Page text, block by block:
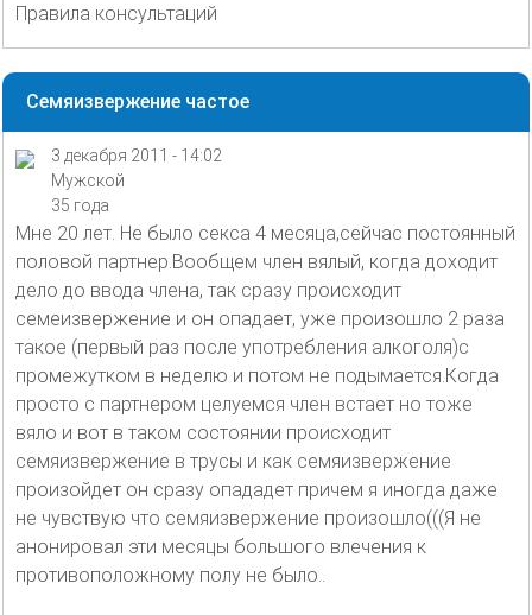
Правила консультаций
Семяизвержение частое
3 декабря 2011 - 14:02
Мужской
35 года
Мне 20 лет. Не было секса 4 месяца,сейчас постоянный
половой партнер.Вообщем член вялый, когда доходит
дело до ввода члена, так сразу происходит
семеизвержение и он опадает, уже произошло 2 раза
такое (первый раз после употребления алкоголя)с
промежутком в неделю и потом не подымается.Когда
просто с партнером целуемся член встает но тоже
вяло и вот в таком состоянии происходит
семяизвержение в трусы и как семяизвержение
произойдет он сразу опададет причем я иногда даже
не чувствую что семяизвержение произошло(((Я не
анонировал эти месяцы большого влечения к
противоположному полу не было..